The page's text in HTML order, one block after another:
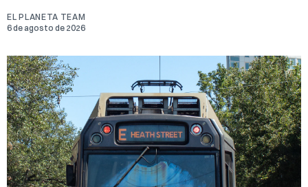
EL PLANETA TEAM
6 de agosto de 2026